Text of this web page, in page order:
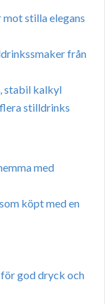
stilla elegans
från
stabil kalkyl
stilldrinks
med
köpt med en
för god dryck och